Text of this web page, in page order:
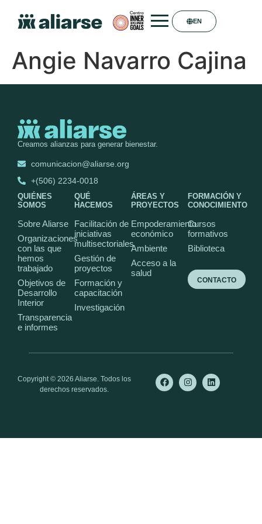
EN
Angie Navarro Cajina
Creamos alianzas para generar bienestar.
comunicacion@aliarse.org
+(506) 2234-0018
QUIÉNES
SOMOS
Sobre Aliarse
Organizaciones
con las que
hemos
trabajado
Objetivos de
Desarrollo
Interior
Transparencia
e informes
QUÉ
HACEMOS
Facilitación de
iniciativas
multisectoriales
Gestión de
proyectos
Formación y
capacitación
Investigación
ÁREAS Y
PROYECTOS
Empoderamiento
económico
Ambiente
Acceso a la
salud
FORMACIÓN Y
CONOCIMIENTO
Cursos
formativos
Biblioteca
CONTACTO
Copyright © 2026 Aliarse. Todos los
derechos reservados.